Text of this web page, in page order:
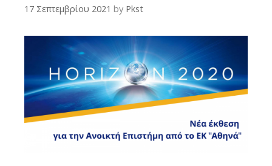
17 Σεπτεμβρίου 2021 by Pkst